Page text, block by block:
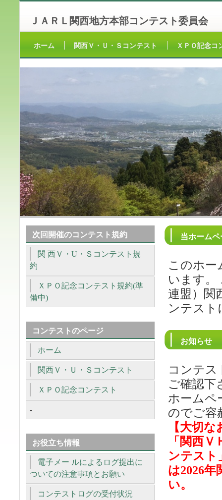
ＪＡＲＬ関西地方本部コンテスト委員会
ホーム 関西Ｖ・Ｕ・Ｓコンテスト ＸＰＯ記念コ
当ホーム
このホー
います。
連盟）関
ンテスト
お知らせ
コンテス
ご確認下
ホームペ
のでご容
【大切
「関西
ンテス
は2026
い。
次回開催のコンテスト規約
関 西Ｖ・U・Ｓコンテスト規
約
ＸＰＯ記念コンテスト規約(準
備中)
コンテストのページ
ホーム
関西Ｖ・Ｕ・Ｓコンテスト
ＸＰＯ記念コンテスト
-
お役立ち情報
電子メー ルによるログ提出に
ついての注意事項とお願い
コンテストログの受付状況